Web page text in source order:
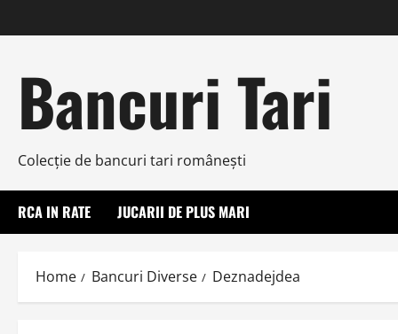
to
Bancuri Tari
Colecţie de bancuri tari româneşti
RCA IN RATE JUCARII DE PLUS MARI
Home Bancuri Diverse Deznadejdea